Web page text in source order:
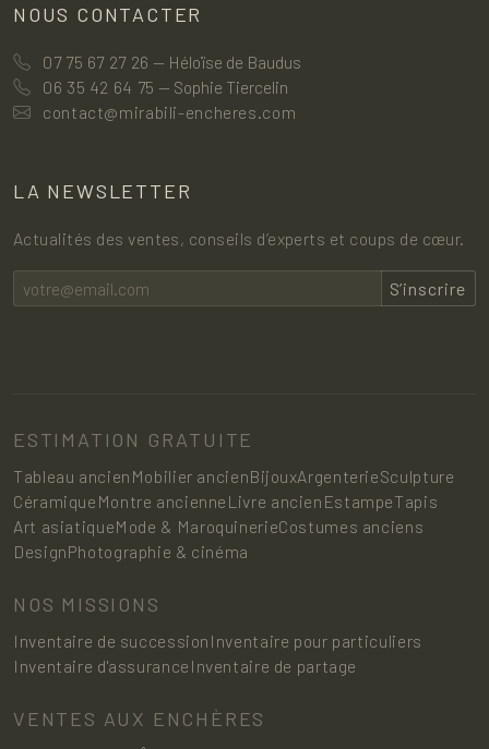
NOUS CONTACTER
07 75 67 27 26 — Héloïse de Baudus
06 35 42 64 75 — Sophie Tiercelin
contact@mirabili-encheres.com
LA NEWSLETTER
Actualités des ventes, conseils d’experts et coups de cœur.
S’inscrire
ESTIMATION GRATUITE
Tableau ancien Mobilier ancienBijouxArgenterieSculpture
Céramique Montre ancienne Livre ancien EstampeTapis
Art asiatiqueMode & MaroquinerieCostumes anciens
DesignPhotographie & cinéma
NOS MISSIONS
Inventaire de succession Inventaire pour particuliers
Inventaire d'assurance Inventaire de partage
VENTES AUX ENCHÈRES